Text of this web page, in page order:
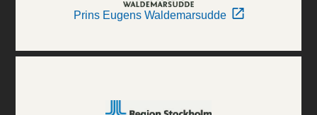
Prins Eugens Waldemarsudde